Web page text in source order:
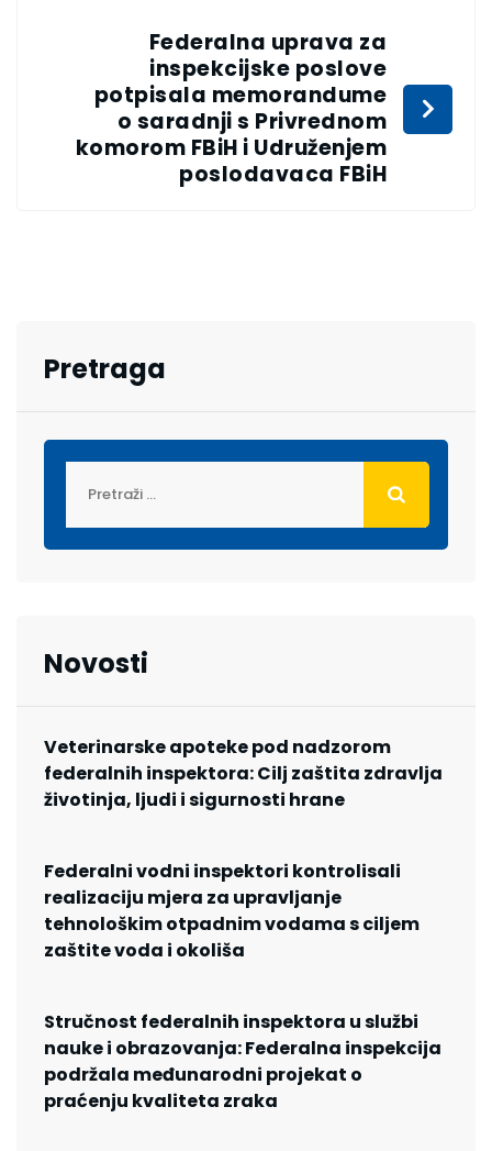
Federalna uprava za
inspekcijske poslove
potpisala memorandume
o saradnji s Privrednom
komorom FBiH i Udruženjem
poslodavaca FBiH
Pretraga
Novosti
Veterinarske apoteke pod nadzorom
federalnih inspektora: Cilj zaštita zdravlja
životinja, ljudi i sigurnosti hrane
Federalni vodni inspektori kontrolisali
realizaciju mjera za upravljanje
tehnološkim otpadnim vodama s ciljem
zaštite voda i okoliša
Stručnost federalnih inspektora u službi
nauke i obrazovanja: Federalna inspekcija
podržala međunarodni projekat o
praćenju kvaliteta zraka